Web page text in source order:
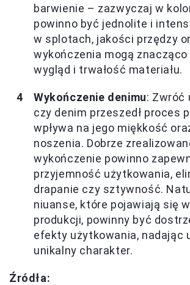
barwienie – zazwyczaj w
powinno być jednolite i
w splotach, jakości przędzy
wykończenia mogą znacząco
wygląd i trwałość materiału.
Wykończenie denimu: Zwróć
czy denim przeszedł proces
wpływa na jego miękkość
noszenia. Dobrze
wykończenie powinno
przyjemność użytkowania,
drapanie czy sztywność.
niuanse, które pojawiają się
produkcji, powinny być
efekty użytkowania, nadając
unikalny charakter.
Źródła: